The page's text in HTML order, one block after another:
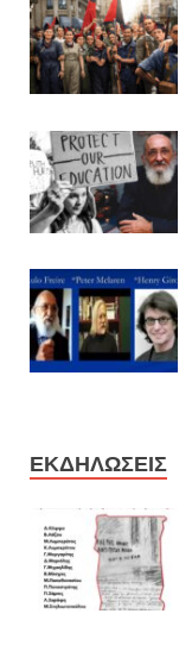
ΕΚΔΗΛΩΣΕΙΣ